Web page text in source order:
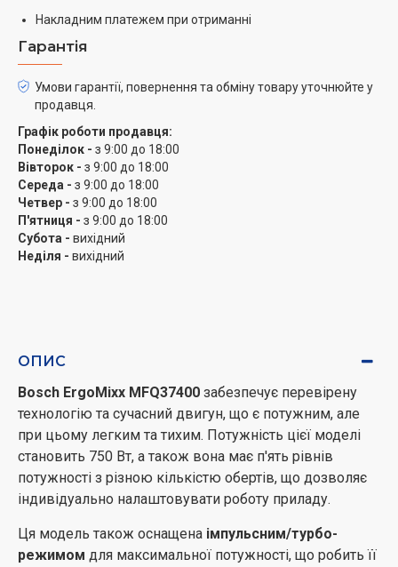
також двом міцним гакам з нержавіючої сталі для
Накладним платежем при отриманні
Гарантія
Умови гарантії, повернення та обміну товару уточнюйте у
продавця.
Графік роботи продавця:
Понеділок - з 9:00 до 18:00
Вівторок - з 9:00 до 18:00
Середа - з 9:00 до 18:00
Четвер - з 9:00 до 18:00
П'ятниця - з 9:00 до 18:00
Субота - вихідний
Неділя - вихідний
ОПИС
Bosch ErgoMixx MFQ37400 забезпечує перевірену
технологію та сучасний двигун, що є потужним, але
при цьому легким та тихим. Потужність цієї моделі
становить 750 Вт, а також вона має п'ять рівнів
потужності з різною кількістю обертів, що дозволяє
індивідуально налаштовувати роботу приладу.
Ця модель також оснащена імпульсним/турбо-
режимом для максимальної потужності, що робить її